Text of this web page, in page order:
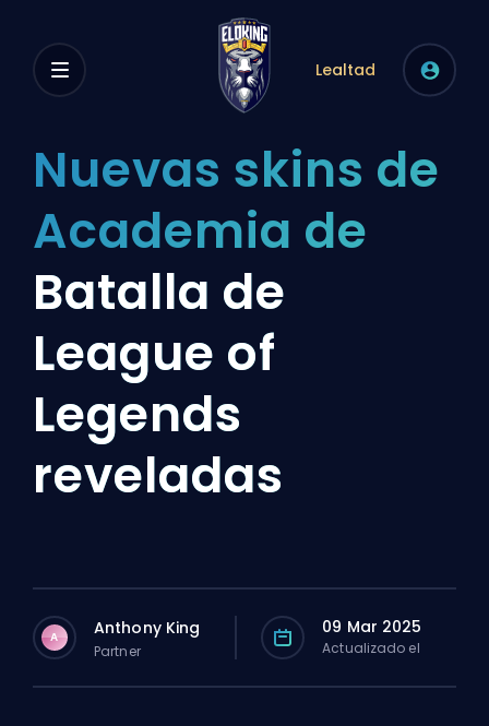
Lealtad
Nuevas skins de
Academia de
Batalla de
League of
Legends
reveladas
A Anthony King
Partner
09 Mar 2025
Actualizado el